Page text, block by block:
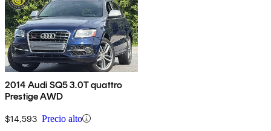
2014 Audi SQ5 3.0T quattro
Prestige AWD
$14,593 Precio alto